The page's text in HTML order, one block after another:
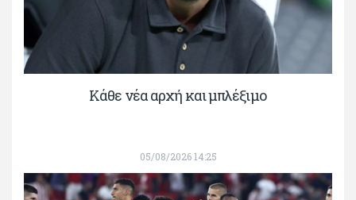
Κάθε νέα αρχή και μπλέξιμο
05/08/2026 14:25